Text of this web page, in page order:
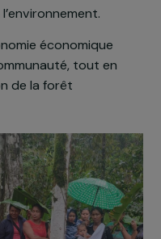
en partie à
du refuge. Les femmes
pépinières et aux
tout en participant
et de
à l’environnement.
économique
communauté, tout en
de la forêt